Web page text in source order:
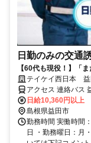
日勤のみの交通
【60代も現役！】「
へ。日勤のみ・17時定
テイケイ西日本 益
アクセス 連絡バス
ＪＲ山口線 益田徒
日給10,360円以上
島根県益田市
勤務時間 実働時間
日 ・勤務曜日：月